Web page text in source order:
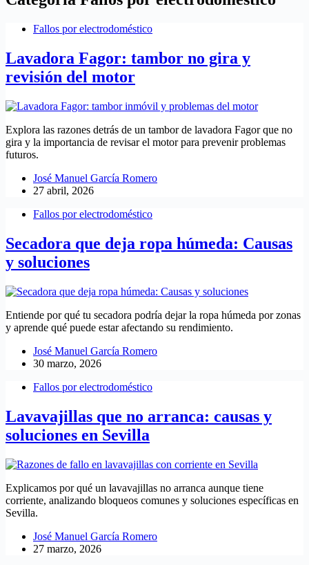
Fallos por electrodoméstico
Lavadora Fagor: tambor no gira y
revisión del motor
Explora las razones detrás de un tambor de lavadora Fagor que no
gira y la importancia de revisar el motor para prevenir problemas
futuros.
José Manuel García Romero
27 abril, 2026
Fallos por electrodoméstico
Secadora que deja ropa húmeda: Causas
y soluciones
Entiende por qué tu secadora podría dejar la ropa húmeda por zonas
y aprende qué puede estar afectando su rendimiento.
José Manuel García Romero
30 marzo, 2026
Fallos por electrodoméstico
Lavavajillas que no arranca: causas y
soluciones en Sevilla
Explicamos por qué un lavavajillas no arranca aunque tiene
corriente, analizando bloqueos comunes y soluciones específicas en
Sevilla.
José Manuel García Romero
27 marzo, 2026